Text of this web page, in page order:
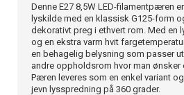
Denne E27 8,5W LED-filamentpæren
lyskilde med en klassisk G125-form
dekorativt preg i ethvert rom. Med en
og en ekstra varm hvit
en behagelig belysning som passer
andre oppholdsrom hvor man ønsker
Pæren leveres som en enkel variant
jevn lysspredning på 360 grader.